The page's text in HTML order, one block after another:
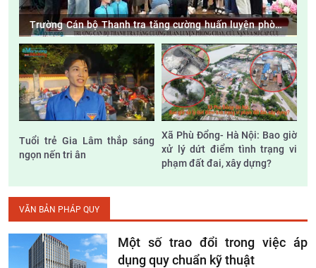
Trường Cán bộ Thanh tra tăng cường huấn luyện phòng
cháy, cứu nạn và sơ cấp cứu
Tuổi trẻ Gia Lâm thắp sáng
ngọn nến tri ân
Xã Phù Đổng- Hà Nội: Bao giờ
xử lý dứt điểm tình trạng vi
phạm đất đai, xây dựng?
VĂN BẢN PHÁP QUY
Một số trao đổi trong việc áp
dụng quy chuẩn kỹ thuật